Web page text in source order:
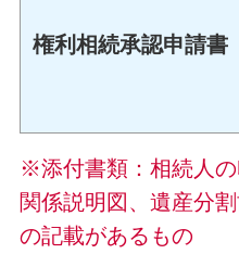
権利相続承認申請書
※添付書類：相続人
関係説明図、遺産分割
の記載があるもの